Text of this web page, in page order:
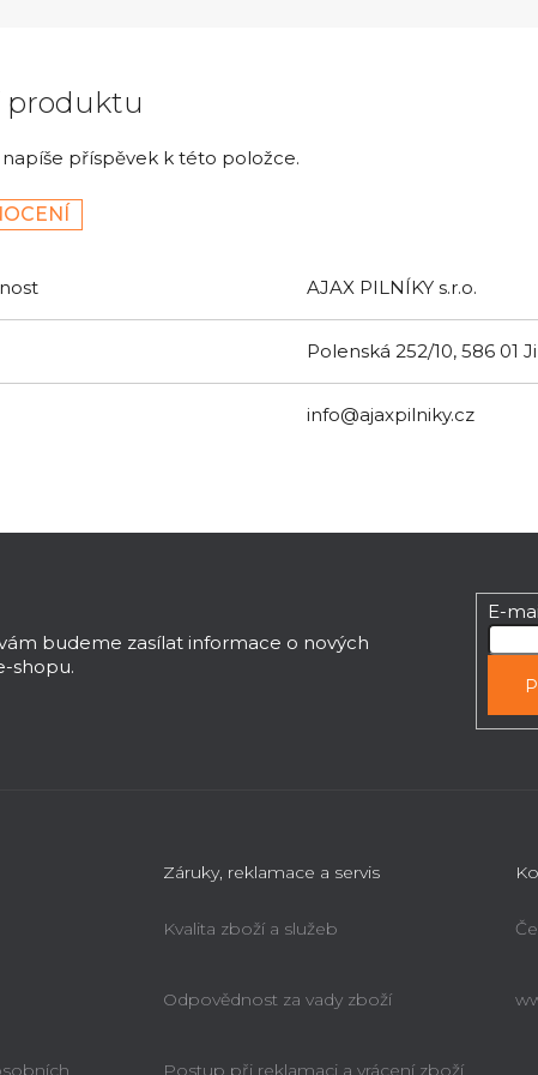
produktu
příspěvek k této položce.
AJAX PILNÍKY s.r.o.
Polenská 252/10, 586 01
info@ajaxpilniky.cz
budeme zasílat informace o nových
shopu.
E-
Záruky, reklamace a servis
Kvalita zboží a služeb
Odpovědnost za vady zboží
Postup při reklamaci a vrácení zboží